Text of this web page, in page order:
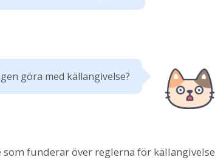
göra med källangivelse?
funderar över reglerna för källangivelse